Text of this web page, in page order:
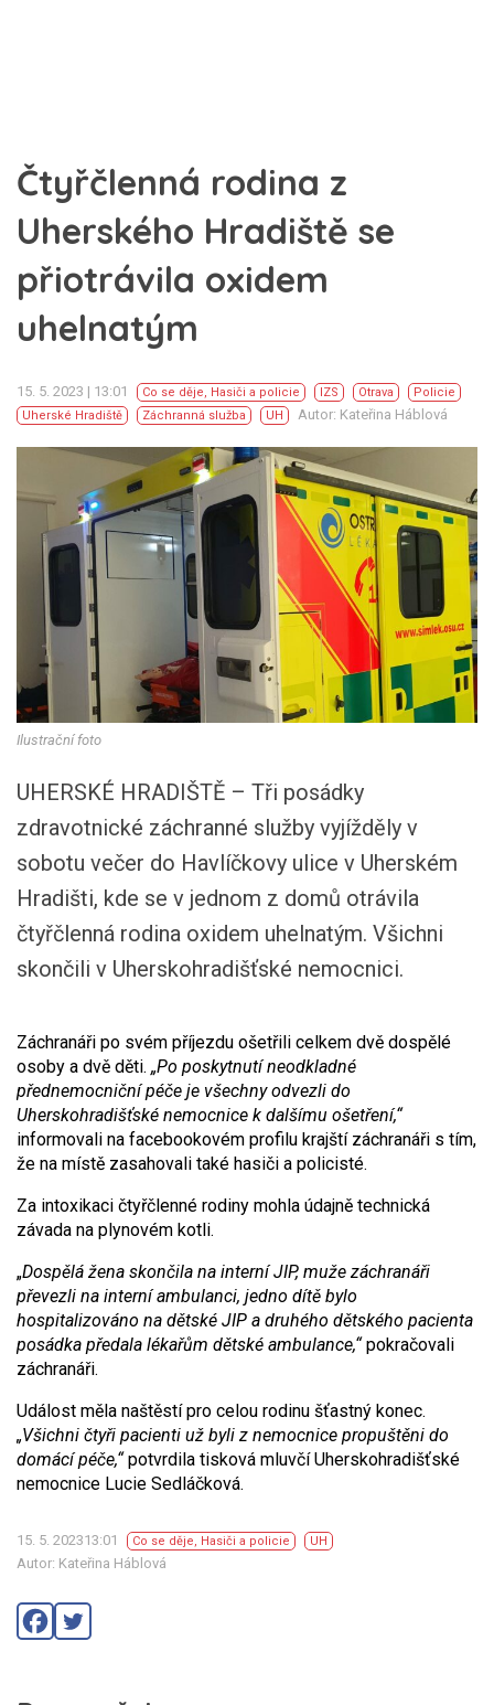
Čtyřčlenná rodina z
Uherského Hradiště se
přiotrávila oxidem
uhelnatým
15. 5. 2023 | 13:01 Co se děje, Hasiči a policie IZS Otrava
Policie
Uherské Hradiště
Záchranná služba UH Autor: Kateřina Háblová
Ilustrační foto
UHERSKÉ HRADIŠTĚ – Tři posádky
zdravotnické záchranné služby vyjížděly v
sobotu večer do Havlíčkovy ulice v Uherském
Hradišti, kde se v jednom z domů otrávila
čtyřčlenná rodina oxidem uhelnatým. Všichni
skončili v Uherskohradišťské nemocnici.
Záchranáři po svém příjezdu ošetřili celkem dvě dospělé
osoby a dvě děti. „Po poskytnutí neodkladné
přednemocniční péče je všechny odvezli do
Uherskohradišťské nemocnice k dalšímu ošetření,“
informovali na facebookovém profilu krajští záchranáři s tím,
že na místě zasahovali také hasiči a policisté.
Za intoxikaci čtyřčlenné rodiny mohla údajně technická
závada na plynovém kotli.
„Dospělá žena skončila na interní JIP, muže záchranáři
převezli na interní ambulanci, jedno dítě bylo
hospitalizováno na dětské JIP a druhého dětského pacienta
posádka předala lékařům dětské ambulance,“pokračovali
záchranáři.
Událost měla naštěstí pro celou rodinu šťastný konec.
„Všichni čtyři pacienti už byli z nemocnice propuštěni do
domácí péče,“potvrdila tisková mluvčí Uherskohradišťské
nemocnice Lucie Sedláčková.
15. 5. 202313:01 Co se děje, Hasiči a policie UH
Autor: Kateřina Háblová